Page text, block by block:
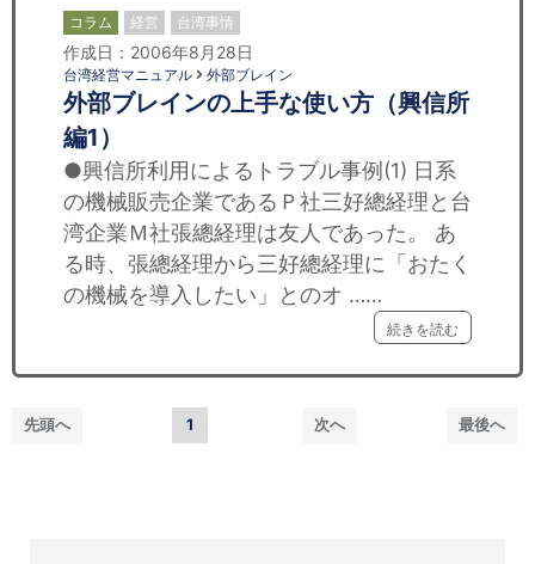
コラム 経営 台湾事情
作成日：2006年8月28日
台湾経営マニュアル 外部ブレイン
外部ブレインの上手な使い方（興信所
編1）
●興信所利用によるトラブル事例(1) 日系
の機械販売企業であるＰ社三好總経理と台
湾企業Ｍ社張總経理は友人であった。 あ
る時、張總経理から三好總経理に「おたく
の機械を導入したい」とのオ ……
続きを読む
先頭へ 1 次へ 最後へ